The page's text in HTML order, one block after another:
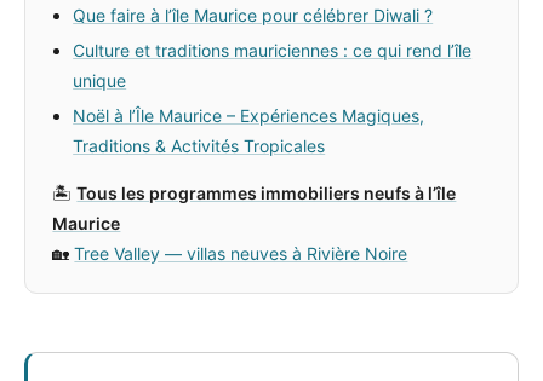
Que faire à l’île Maurice pour célébrer Diwali ?
Culture et traditions mauriciennes : ce qui rend l’île
unique
Noël à l’Île Maurice – Expériences Magiques,
Traditions & Activités Tropicales
🏝️Tous les programmes immobiliers neufs à l’île
Maurice
🏡Tree Valley — villas neuves à Rivière Noire